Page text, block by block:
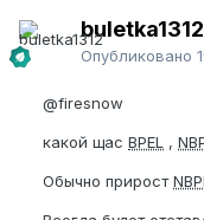
buletka1312
Опубликовано
@firesnow
какой щас BPEL ,
Обычно прирост